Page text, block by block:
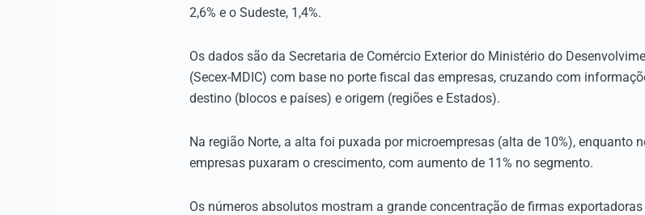
2,6% e o Sudeste, 1,4%.
Os dados são da Secretaria de Comércio Exterior do Ministério do
(Secex-MDIC) com base no porte fiscal das empresas, cruzando com
destino (blocos e países) e origem (regiões e Estados).
Na região Norte, a alta foi puxada por microempresas (alta de 10%), enquanto
empresas puxaram o crescimento, com aumento de 11% no segmento.
Os números absolutos mostram a grande concentração de firmas